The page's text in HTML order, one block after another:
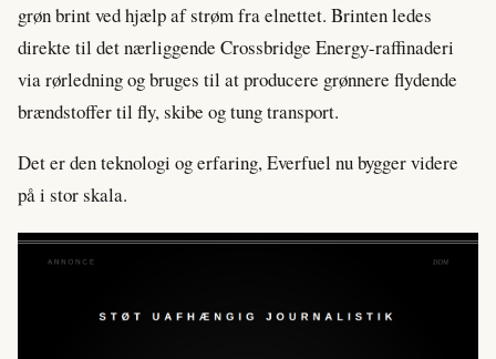
grøn brint ved hjælp af strøm fra elnettet. Brinten ledes
direkte til det nærliggende Crossbridge Energy-raffinaderi
via rørledning og bruges til at producere grønnere flydende
brændstoffer til fly, skibe og tung transport.
Det er den teknologi og erfaring, Everfuel nu bygger videre
på i stor skala.